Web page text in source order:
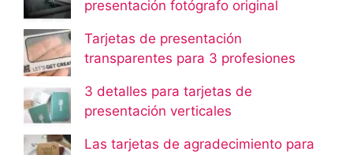
presentación fotógrafo original
Tarjetas de presentación
transparentes para 3 profesiones
3 detalles para tarjetas de
presentación verticales
Las tarjetas de agradecimiento para